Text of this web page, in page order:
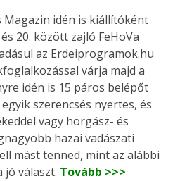
Magazin idén is kiállítóként
20. között zajló FeHoVa
az Erdeiprogramok.hu
várja majd a
idén is 15 páros belépőt
szerencsés nyertes, és
vagy horgász- és
hazai vadászati
mást tenned, mint az alábbi
jó választ. Tovább >>>